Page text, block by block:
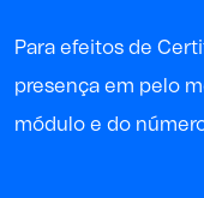
Para efeitos de
presença em pelo
módulo e do